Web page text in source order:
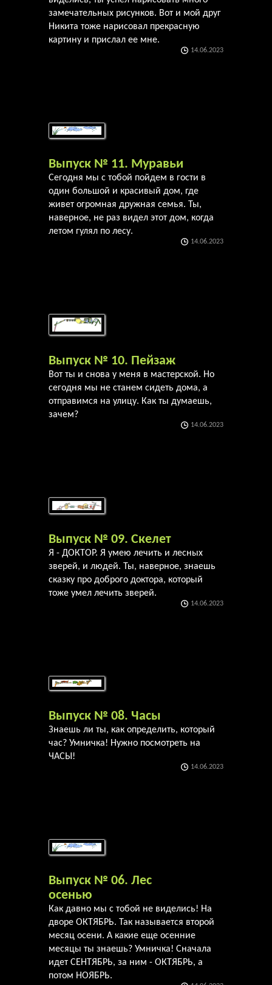
замечательных рисунков. Вот и мой друг
Никита тоже нарисовал прекрасную
картину и прислал ее мне.
14.06.2023
Выпуск № 11. Муравьи
Сегодня мы с тобой пойдем в гости в
один большой и красивый дом, где
живет огромная дружная семья. Ты,
наверное, не раз видел этот дом, когда
летом гулял по лесу.
14.06.2023
Выпуск № 10. Пейзаж
Вот ты и снова у меня в мастерской. Но
сегодня мы не станем сидеть дома, а
отправимся на улицу. Как ты думаешь,
зачем?
14.06.2023
Выпуск № 09. Скелет
Я - ДОКТОР. Я умею лечить и лесных
зверей, и людей. Ты, наверное, знаешь
сказку про доброго доктора, который
тоже умел лечить зверей.
14.06.2023
Выпуск № 08. Часы
Знаешь ли ты, как определить, который
час? Умничка! Нужно посмотреть на
ЧАСЫ!
14.06.2023
Выпуск № 06. Лес
осенью
Как давно мы с тобой не виделись! На
дворе ОКТЯБРЬ. Так называется второй
месяц осени. А какие еще осенние
месяцы ты знаешь? Умничка! Сначала
идет СЕНТЯБРЬ, за ним - ОКТЯБРЬ, а
потом НОЯБРЬ.